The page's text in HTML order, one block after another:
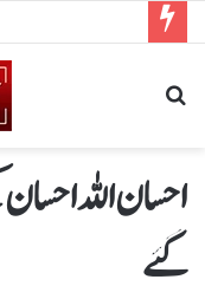
احسان اللہ
گئے